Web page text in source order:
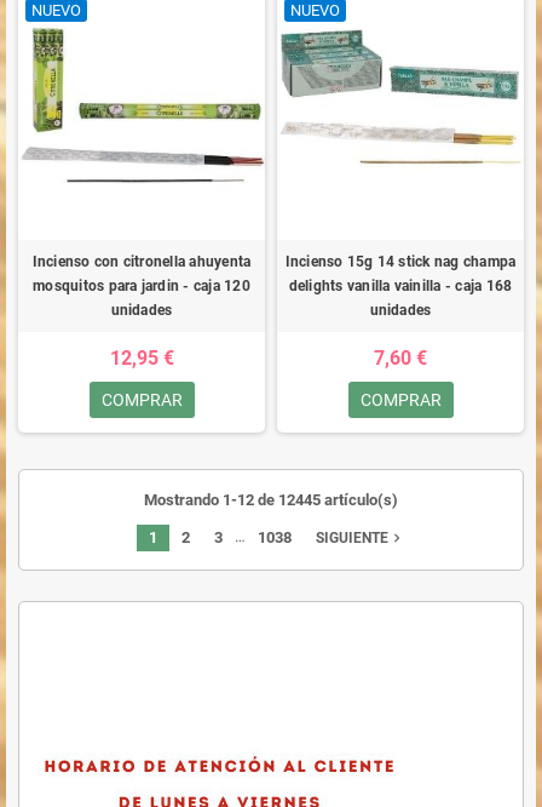
NUEVO
Incienso con citronella ahuyenta
mosquitos para jardin - caja 120
unidades
12,95 €
COMPRAR
NUEVO
Incienso 15g 14 stick nag champa
delights vanilla vainilla - caja 168
unidades
7,60 €
COMPRAR
Mostrando 1-12 de 12445 artículo(s)
1 2 3 … 1038 SIGUIENTE navigate_next